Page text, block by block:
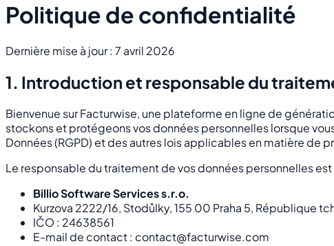
Politique de confidentialité
Dernière mise à jour : 7 avril 2026
1. Introduction et responsable du
Bienvenue sur Facturwise, une plateforme en ligne de
stockons et protégeons vos données personnelles lorsque
Données (RGPD) et des autres lois applicables en matière de
Le responsable du traitement de vos données personnelles est
Billio Software Services s.r.o.
Kurzova 2222/16, Stodůlky, 155 00 Praha 5, République
IČO : 24638561
E-mail de contact : contact@facturwise.com